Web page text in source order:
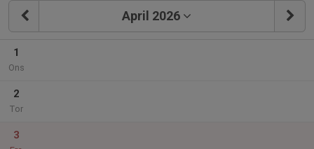
April 2026
1
Ons
2
Tor
3